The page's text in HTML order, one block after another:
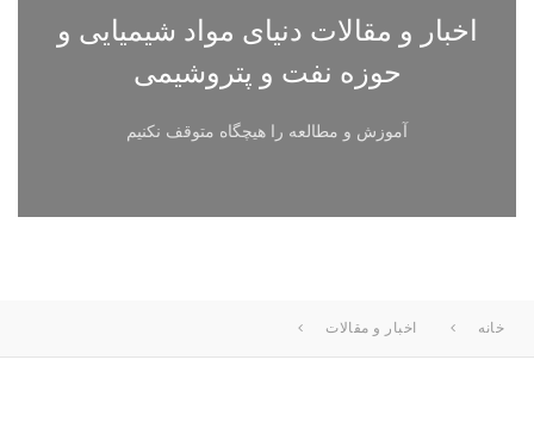
اخبار و مقالات دنیای مواد شیمیایی و
حوزه نفت و پتروشیمی
آموزش و مطالعه را هیچگاه متوقف نکنیم
خانه اخبار و مقالات